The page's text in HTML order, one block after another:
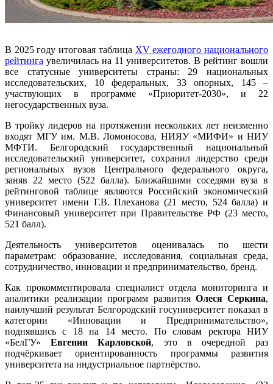
В 2025 году итоговая таблица XV ежегодного национального
рейтинга увеличилась на 11 университетов. В рейтинг вошли
все статусные университеты страны: 29 национальных
исследовательских, 10 федеральных, 33 опорных, 145 –
участвующих в программе «Приоритет-2030», и 22
негосударственных вуза.
В тройку лидеров на протяжении нескольких лет неизменно
входят МГУ им. М.В. Ломоносова, НИЯУ «МИФИ» и НИУ
МФТИ. Белгородский государственный национальный
исследовательский университет, сохранил лидерство среди
региональных вузов Центрального федерального округа,
заняв 22 место (522 балла). Ближайшими соседями вуза в
рейтинговой таблице являются Российский экономический
университет имени Г.В. Плеханова (21 место, 524 балла) и
Финансовый университет при Правительстве РФ (23 место,
521 балл).
Деятельность университетов оценивалась по шести
параметрам: образование, исследования, социальная среда,
сотрудничество, инновации и предпринимательство, бренд.
Как прокомментировала специалист отдела мониторинга и
аналитики реализации программ развития Олеся Серкина,
наилучший результат Белгородский госуниверситет показал в
категории «Инновации и Предпринимательство»,
поднявшись с 18 на 14 место. По словам ректора НИУ
«БелГУ»Евгении Карловской, это в очередной раз
подчёркивает ориентированность программы развития
университета на индустриальное партнёрство.